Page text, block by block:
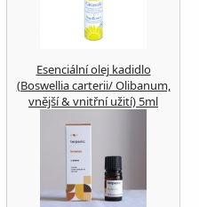
Esenciální olej kadidlo
(Boswellia carterii/ Olibanum,
vnější & vnitřní užití) 5ml